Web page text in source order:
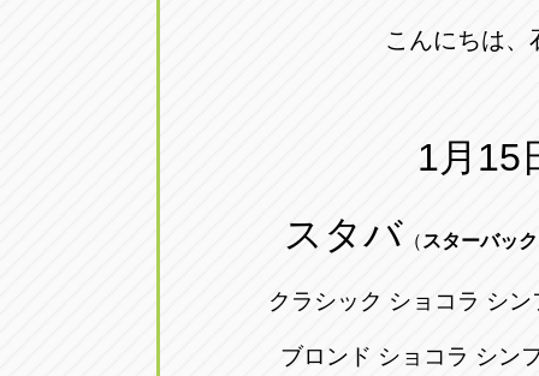
0568-85-
0568-25-
アップル
0566-43-
アップル
愛知県春日井市八田町2-1-16
愛知県北名古屋市中之郷八反
アップル碧南店
愛知県碧南市立山町4-32-1
アップル常滑店
こんにちは、
1月15
スタバ （ スターバッ
クラシック ショコラ シ
ブロンド ショコラ シン